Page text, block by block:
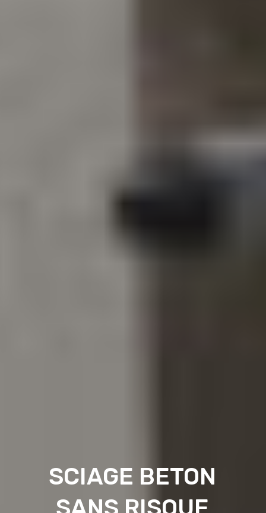
SCIAGE BETON